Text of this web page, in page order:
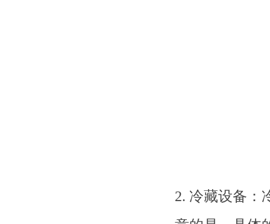
2. 冷藏设备：